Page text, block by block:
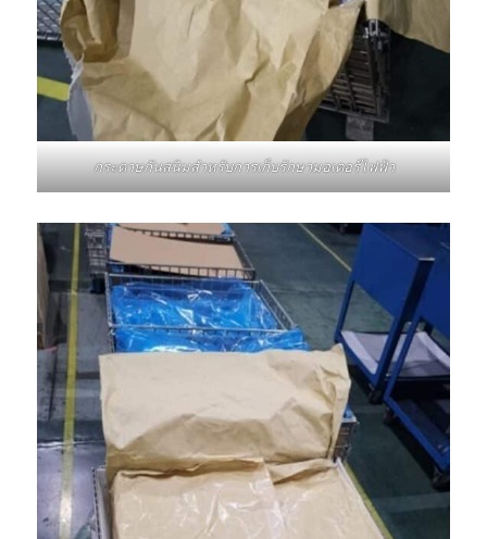
กระดาษกันสนิมสำหรับการเก็บรักษามอเตอร์ไฟฟ้า